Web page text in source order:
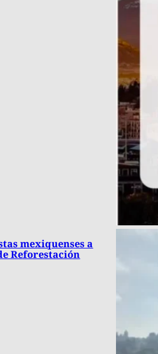
mexiquenses a
Reforestación